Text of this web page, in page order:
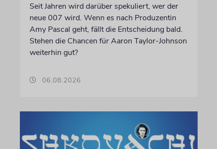
Seit Jahren wird darüber spekuliert, wer der
neue 007 wird. Wenn es nach Produzentin
Amy Pascal geht, fällt die Entscheidung bald.
Stehen die Chancen für Aaron Taylor-Johnson
weiterhin gut?
06.08.2026